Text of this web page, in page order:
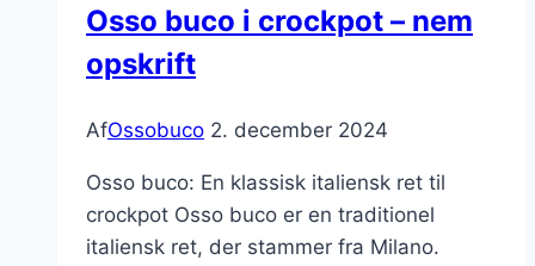
Osso buco i crockpot – nem
opskrift
AfOssobuco 2. december 2024
Osso buco: En klassisk italiensk ret til
crockpot Osso buco er en traditionel
italiensk ret, der stammer fra Milano.